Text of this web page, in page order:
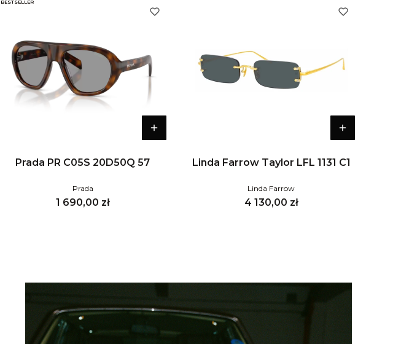
BESTSELLER
Prada PR C05S 20D50Q 57
Prada
Cena
1 690,00 zł
Linda Farrow Taylor LFL 1131 C1
Linda Farrow
Cena
4 130,00 zł